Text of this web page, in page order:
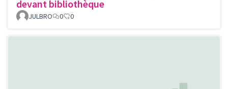
devant bibliothèque
JULBRO 0 0